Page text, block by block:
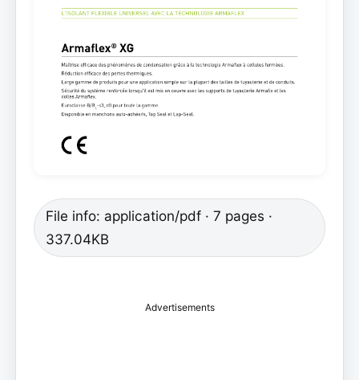
File info: application/pdf · 7 pages ·
337.04KB
Advertisements